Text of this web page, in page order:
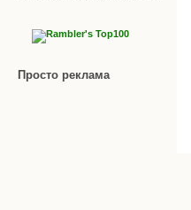
Просто реклама